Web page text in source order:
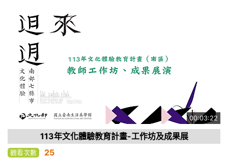
00:03:22
113年文化體驗教育計畫-工作坊及成果展
觀看次數 25